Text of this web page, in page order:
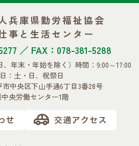
兵庫県勤労福祉協会
事と生活センター
／ FAX：078-381-5288
、年末・年始を除く） 時間：9:00～17:00
：土・日、祝祭日
中央区下山手通6丁目3番28号
央労働センター1階